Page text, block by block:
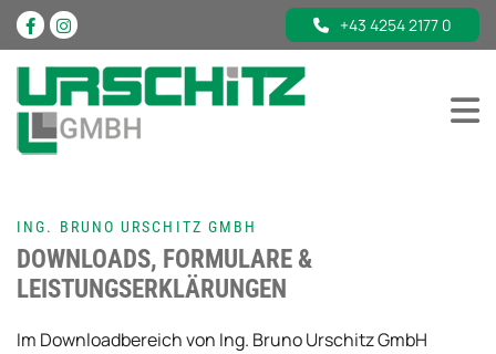
+43 4254 2177 0
ING. BRUNO URSCHITZ GMBH
DOWNLOADS, FORMULARE &
LEISTUNGSERKLÄRUNGEN
Im Downloadbereich von Ing. Bruno Urschitz GmbH